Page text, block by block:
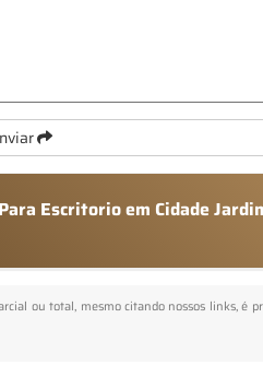
Escritorio em Cidade
ou total, mesmo citando nossos links, é